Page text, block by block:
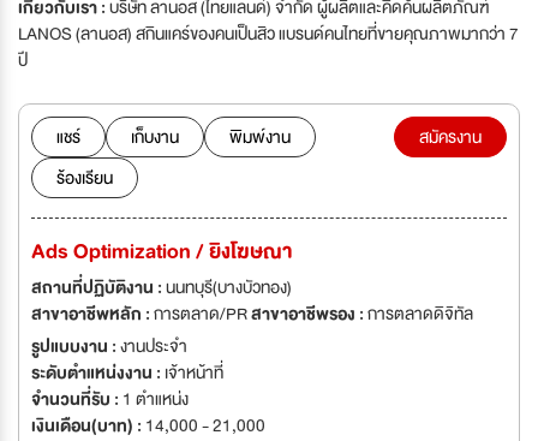
เกี่ยวกับเรา :บริษัท ลานอส (ไทยแลนด์) จำกัด ผู้ผลิตและคิดค้นผลิตภัณฑ์
LANOS (ลานอส) สกินแคร์ของคนเป็นสิว แบรนด์คนไทยที่ขายคุณภาพมากว่า 7
ปี
แชร์ เก็บงาน
พิมพ์งาน
ร้องเรียน
สมัครงาน
Ads Optimization / ยิงโฆษณา
สถานที่ปฏิบัติงาน :นนทบุรี(บางบัวทอง)
สาขาอาชีพหลัก :การตลาด/PRสาขาอาชีพรอง :การตลาดดิจิทัล
รูปแบบงาน :งานประจำ
ระดับตำแหน่งงาน : เจ้าหน้าที่
จำนวนที่รับ : 1 ตำแหน่ง
เงินเดือน(บาท) : 14,000 - 21,000